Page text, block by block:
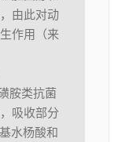
由此对动
作用（来
胺类抗菌
吸收部分
水杨酸和